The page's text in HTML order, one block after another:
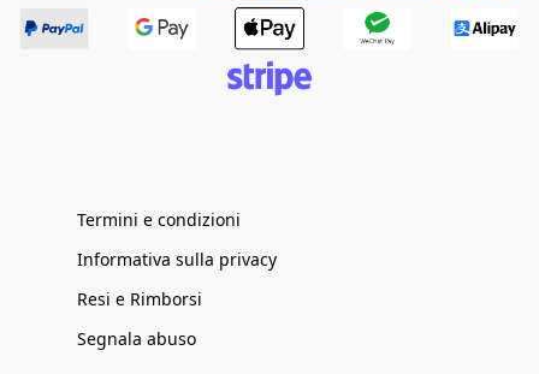
Termini e condizioni
Informativa sulla privacy
Resi e Rimborsi
Segnala abuso